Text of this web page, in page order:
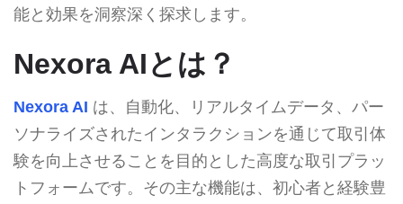
能と効果を洞察深く探求します。
Nexora AIとは？
Nexora AI は、自動化、リアルタイムデータ、パー
ソナライズされたインタラクションを通じて取引体
験を向上させることを目的とした高度な取引プラッ
トフォームです。その主な機能は、初心者と経験豊